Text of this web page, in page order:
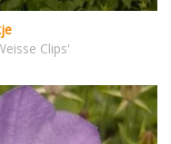
Clips'